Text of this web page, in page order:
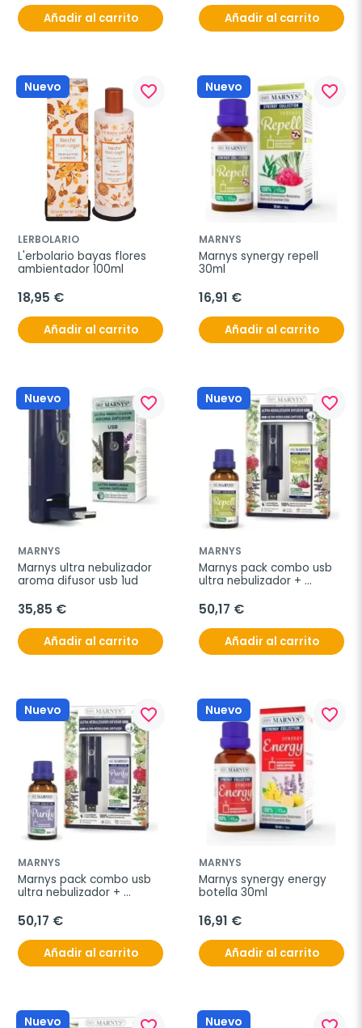
Añadir al carrito Añadir al carrito
Nuevo favorite_border
LERBOLARIO
L'erbolario bayas flores
ambientador 100ml
18,95 €
Añadir al carrito
Nuevo favorite_border
MARNYS
Marnys synergy repell
30ml
16,91 €
Añadir al carrito
Nuevo favorite_border
MARNYS
Marnys ultra nebulizador
aroma difusor usb 1ud
35,85 €
Añadir al carrito
Nuevo favorite_border
MARNYS
Marnys pack combo usb
ultra nebulizador +
50,17 €
Añadir al carrito
Nuevo favorite_border
MARNYS
Marnys pack combo usb
ultra nebulizador +
50,17 €
Añadir al carrito
Nuevo favorite_border
MARNYS
Marnys synergy energy
botella 30ml
16,91 €
Añadir al carrito
Nuevo Nuevo